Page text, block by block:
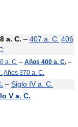
a. C. – 407 a. C. 406
a. C. – Años 400 a. C.–
Años 370 a. C.
– Siglo IV a. C.
V a. C.